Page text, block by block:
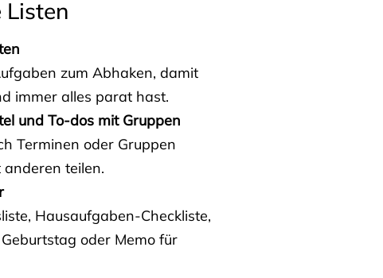
zum Abhaken, damit
immer alles parat hast.
und To-dos mit Gruppen
Terminen oder Gruppen
teilen.
Hausaufgaben-Checkliste,
oder Memo für